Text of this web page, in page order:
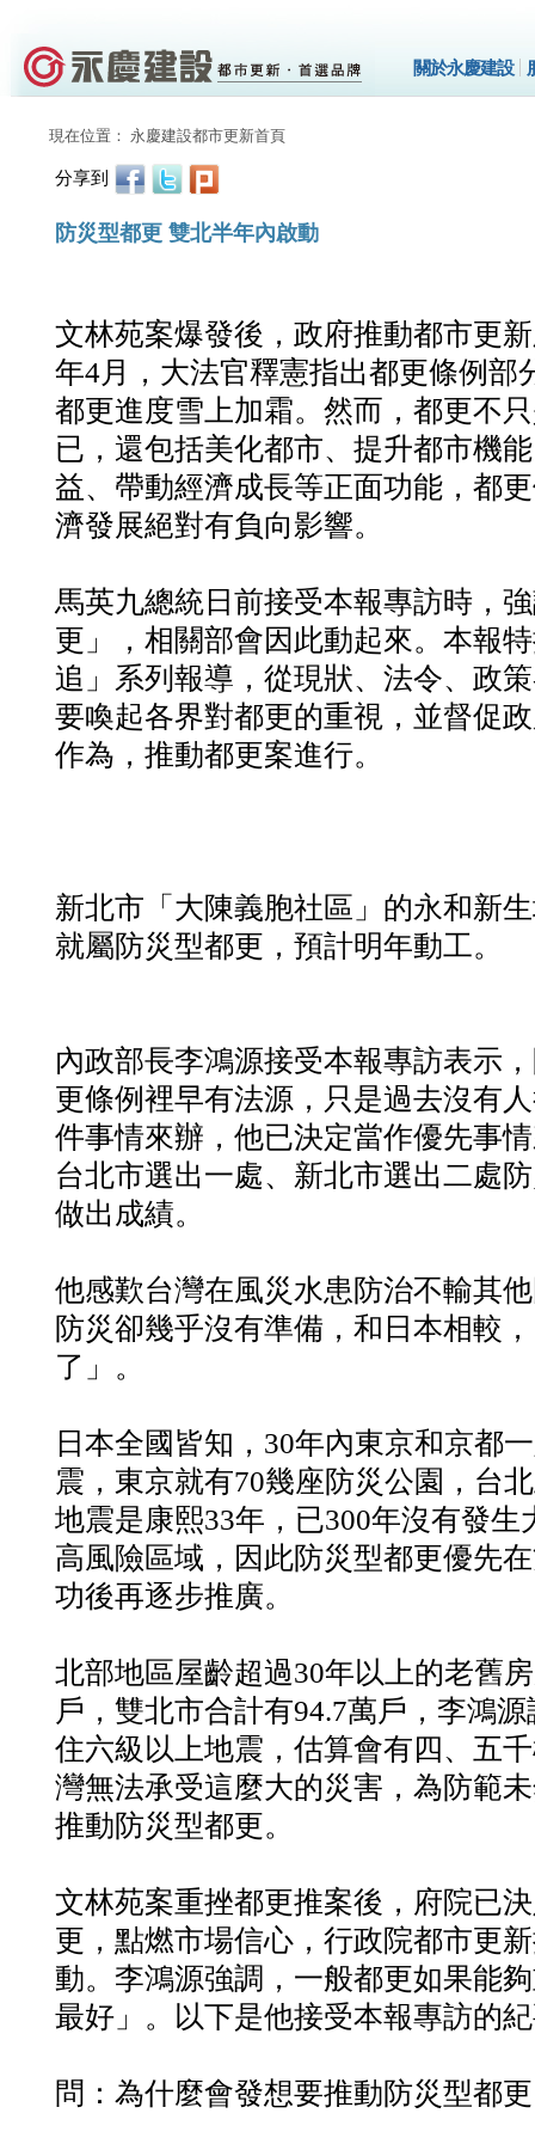
關於永慶建設
現在位置： 永慶建設都市更新首頁
分享到
防災型都更 雙北半年內啟動
文林苑案爆發後，政府推動都市更
年4月，大法官釋憲指出都更條例部
都更進度雪上加霜。然而，都更不
已，還包括美化都市、提升都市機
益、帶動經濟成長等正面功能，都
濟發展絕對有負向影響。
馬英九總統日前接受本報專訪時，
更」，相關部會因此動起來。本報
追」系列報導，從現狀、法令、政
要喚起各界對都更的重視，並督促
作為，推動都更案進行。
新北市「大陳義胞社區」的永和新
就屬防災型都更，預計明年動工。
內政部長李鴻源接受本報專訪表示
更條例裡早有法源，只是過去沒有
件事情來辦，他已決定當作優先事
台北市選出一處、新北市選出二處
做出成績。
他感歎台灣在風災水患防治不輸其
防災卻幾乎沒有準備，和日本相較
了」。
日本全國皆知，30年內東京和京都
震，東京就有70幾座防災公園，台
地震是康熙33年，已300年沒有發生
高風險區域，因此防災型都更優先
功後再逐步推廣。
北部地區屋齡超過30年以上的老舊
戶，雙北市合計有94.7萬戶，李鴻
住六級以上地震，估算會有四、五
灣無法承受這麼大的災害，為防範
推動防災型都更。
文林苑案重挫都更推案後，府院已
更，點燃市場信心，行政院都市更
動。李鴻源強調，一般都更如果能
最好」。以下是他接受本報專訪的
問：為什麼會發想要推動防災型都